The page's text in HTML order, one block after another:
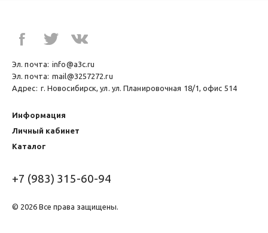
Эл. почта: info@a3c.ru
Эл. почта: mail@3257272.ru
Адрес: г. Новосибирск, ул. ул. Планировочная 18/1, офис 514
Информация
Личный кабинет
Каталог
+7 (983) 315-60-94
© 2026 Все права защищены.